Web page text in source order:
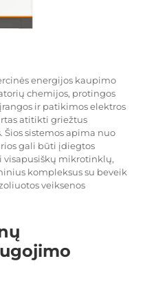
energijos kaupimo
chemijos, protingos
ir patikimos elektros
atitikti griežtus
sistemos apima nuo
gali būti įdiegtos
visapusiškų mikrotinklų,
kompleksus su beveik
veiksenos